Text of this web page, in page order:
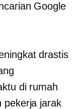
Google
drastis
di rumah
pekerja jarak